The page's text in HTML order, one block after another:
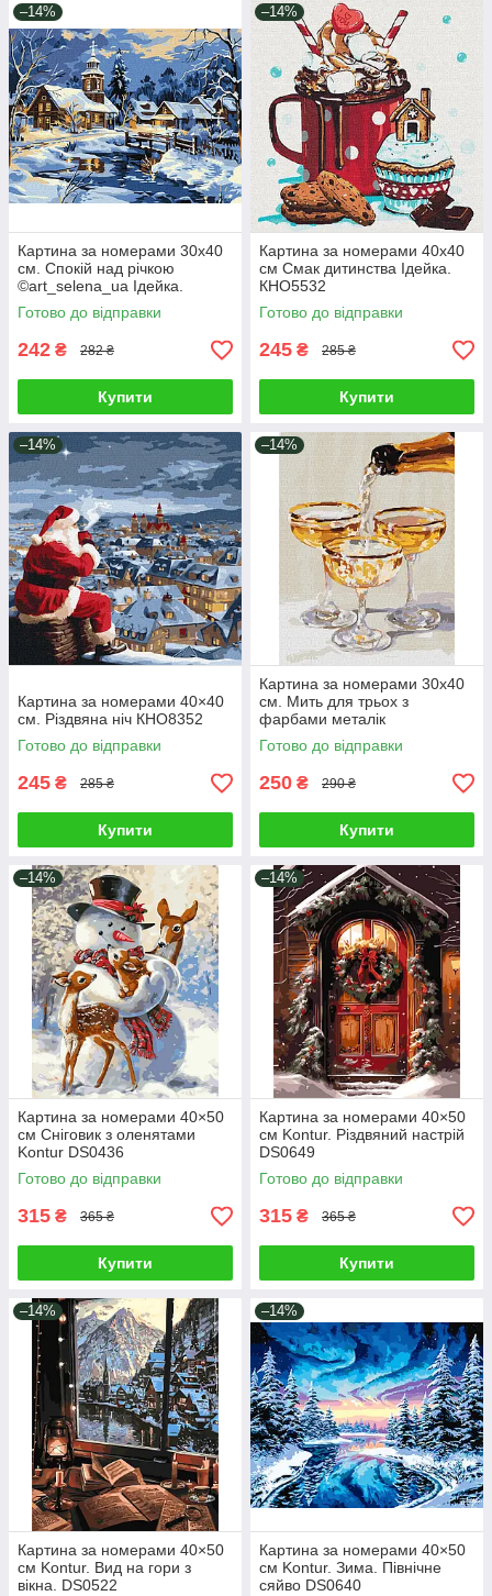
–14%
Картина за номерами 30х40
см. Спокій над річкою
©art_selena_ua Ідейка.
KHO6425
Готово до відправки
242 ₴ 282 ₴
Купити
–14%
Картина за номерами 40х40
см Смак дитинства Ідейка.
КНО5532
Готово до відправки
245 ₴ 285 ₴
Купити
–14%
Картина за номерами 40×40
см. Різдвяна ніч КHO8352
Готово до відправки
245 ₴ 285 ₴
Купити
–14%
Картина за номерами 30х40
см. Мить для трьох з
фарбами металік
©art_selena_ua Ідейка.
KHO5746
Готово до відправки
250 ₴ 290 ₴
Купити
–14%
Картина за номерами 40×50
см Сніговик з оленятами
Kontur DS0436
Готово до відправки
315 ₴ 365 ₴
Купити
–14%
Картина за номерами 40×50
см Kontur. Різдвяний настрій
DS0649
Готово до відправки
315 ₴ 365 ₴
Купити
–14%
Картина за номерами 40×50
см Kontur. Вид на гори з
вікна. DS0522
–14%
Картина за номерами 40×50
см Kontur. Зима. Північне
сяйво DS0640